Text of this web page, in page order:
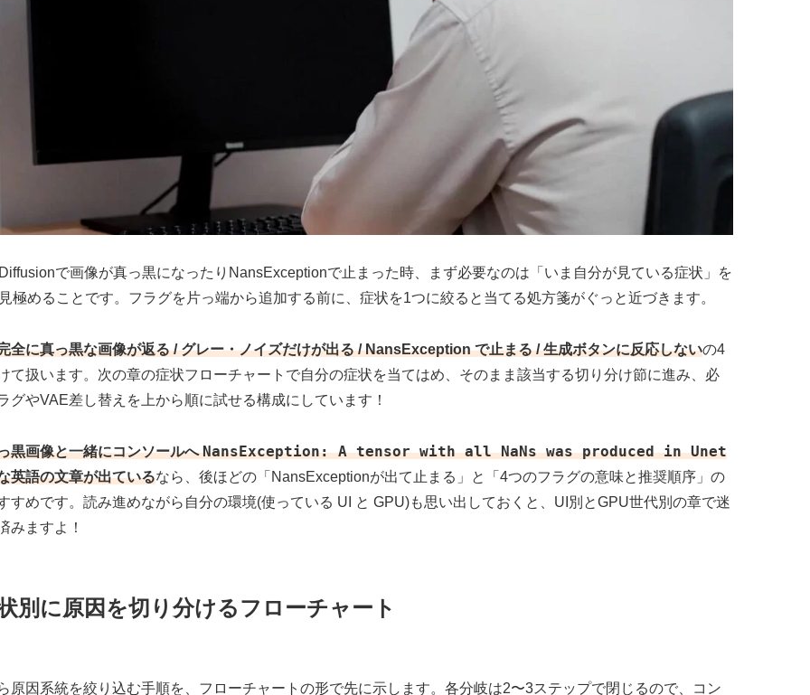
で画像が真っ黒になったりNansExceptionで止まった時、まず必要なのは「いま自分が見ている症状」を
極めることです。フラグを片っ端から追加する前に、症状を1つに絞ると当てる処方箋がぐっと近づきます。
全に真っ黒な画像が返る / グレー・ノイズだけが出る / NansException で止まる / 生成ボタンに反応しないの4
て扱います。次の章の症状フローチャートで自分の症状を当てはめ、そのまま該当する切り分け節に進み、必
グやVAE差し替えを上から順に試せる構成にしています！
黒画像と一緒にコンソールへNansException: A tensor with all NaNs was produced in Unet
英語の文章が出ているなら、後ほどの「NansExceptionが出て止まる」と「4つのフラグの意味と推奨順序」の
すめです。読み進めながら自分の環境(使っている UI と GPU)も思い出しておくと、UI別とGPU世代別の章で迷
みますよ！
別に原因を切り分けるフローチャート
原因系統を絞り込む手順を、フローチャートの形で先に示します。各分岐は2〜3ステップで閉じるので、コン